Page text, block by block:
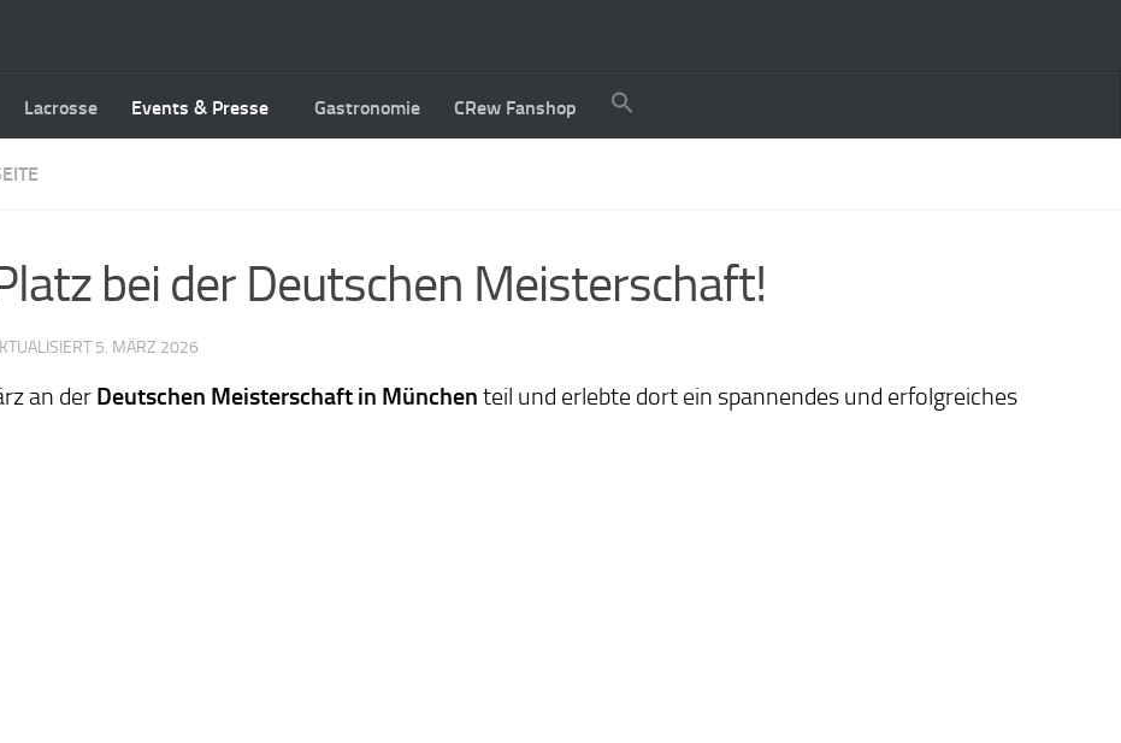
Lacrosse Events & Presse Gastronomie CRew Fanshop
bei der Deutschen Meisterschaft!
5. MÄRZ 2026
an der Deutschen Meisterschaft in München teil und erlebte dort ein spannendes und erfolgreiches